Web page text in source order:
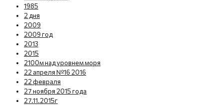
1985
2 дня
2009
2009 год
2013
2015
2100м над уровнем моря
22 апреля №16 2016
22 февраля
27 ноября 2015 года
27.11.2015г